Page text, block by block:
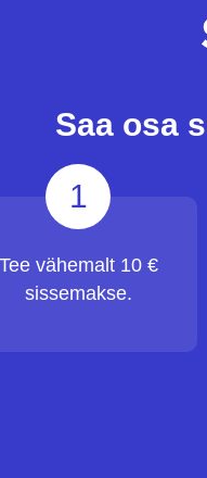
Saa osa
1
Tee vähemalt 10 €
sissemakse.